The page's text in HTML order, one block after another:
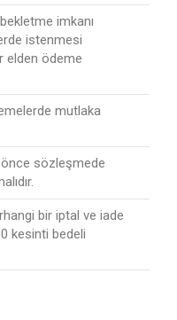
imkanı
istenmesi
elden ödeme
mutlaka
sözleşmede
bir iptal ve iade
kesinti bedeli